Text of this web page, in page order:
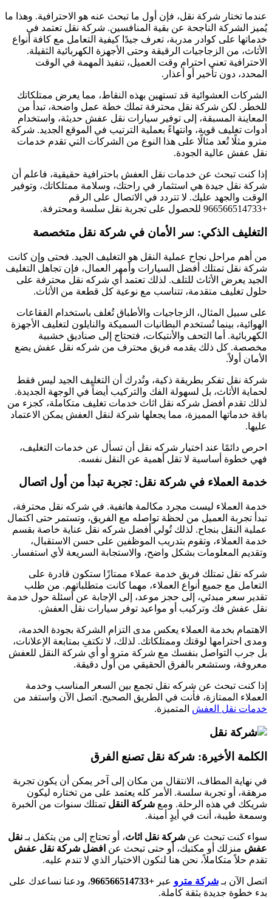
عندما تختار شركة نقل، فإن أول ما تبحث عنه هو الاحترافية. وهذا ما
يُميز الشركة الناجحة عن بقية المنافسين. شركة نقل تعتمد في
خدماتها على كوادر مدربة، تعرف جيدًا كيفية التعامل مع كافة أنواع
الأثاث، من الزجاجيات الرقيقة وحتى الأجهزة الكهربائية الثقيلة.
الاحترافية تعني احترام وقت العميل، تنفيذ المهمة في الوقت
المحدد، دون تأخير أو أعذار.
الشركات العشوائية قد تستهين بهذه النقاط، مما يعرض ممتلكاتك
للخطر. لكن شركة نقل محترفة تملك خطة عمل واضحة، تبدأ من
المعاينة المسبقة، إلى توفير سيارات نقل عفش حديثة، واستخدام
أدوات تغليف قوية، وانتهاءً بعملية الترتيب في الموقع الجديد. شركة
مترو مثلًا تُعد مثالًا على هذا النوع من الشركات التي تقدم خدمات
نقل عفش عالية الجودة.
إذا كنت تبحث عن خدمات نقل العفش باحترافية حقيقية، فاعلم أن
شركة نقل جيدة هي استثمار في راحتك، وسلامة ممتلكاتك، وتوفير
الوقت والجهد عليك. لا تتردد في الاتصال على الرقم
+966566514733‎‏ للحصول على تجربة نقل سلسة ومحترفة.
التغليف الذكي: سر الأمان في شركة نقل متخصصة
من أهم مراحل نجاح عملية النقل هو التغليف الجيد. فحتى وإن كانت
شركة نقل تمتلك أفضل السيارات وأمهر العمال، فإن تجاهل التغليف
الجيد يعرض الأثاث للتلف. لذلك تعتمد أي شركه نقل محترفة على
حلول تغليف متقدمة، تتناسب مع نوعية كل قطعة من الأثاث.
على سبيل المثال، الزجاجيات والأطباق تُغلف باستخدام الفقاعات
الهوائية، بينما تُستخدم البطانيات السميكة والنايلون لتغليف الأجهزة
الكهربائية. أما التحف والأنتيكات، فتحتاج إلى صناديق خشبية
مخصصة. كل ذلك يقدمه فريق محترف من شركه نقل عفش يضع
الأمان أولاً.
شركة نقل تفكر بطريقة ذكية، وتُدرك أن التغليف الجيد ليس فقط
لحماية الأثاث، بل لسهولة الفك والتركيب أيضاً في الوجهة الجديدة.
لذلك تقدم أفضل شركه نقل اثاث خدمات تغليف متكاملة، كجزء من
باقة خدماتها المميزة، مما يجعلها شركة لنقل العفش يمكن الاعتماد
عليها.
احرص دائمًا عند اختيار شركه نقل أن تسأل عن خدمات التغليف،
فهي خطوة أساسية لا تقل أهمية عن النقل نفسه.
خدمة العملاء في شركة نقل: تجربة تبدأ من أول اتصال
خدمة العملاء ليست مجرد مكالمة هاتفية. في شركه نقل محترفة،
تبدأ تجربة العميل من لحظة تواصله مع الفريق، وتستمر حتى اكتمال
عملية النقل بنجاح. لذلك تُولي أفضل شركه نقل عناية خاصة بقسم
خدمة العملاء، وتقوم بتدريب الموظفين على حسن الاستقبال،
وتقديم المعلومات بشكل واضح، والاستجابة السريعة لأي استفسار.
شركه نقل تمتلك فريق خدمة عملاء ممتازًا ستكون قادرة على
التعامل مع جميع أنواع العملاء، مهما كانت متطلباتهم. من طلب
تقدير سعر مبدئي، إلى حجز موعد، إلى الإجابة عن أسئلة حول خدمة
نقل عفش فك وتركيب أو مواعيد توفر سيارات نقل العفش.
الاهتمام بخدمة العملاء يعكس مدى التزام الشركة بجودة الخدمة،
ومدى احترامها لوقتك وممتلكاتك. لذلك، لا تكتفِ بمتابعة الإعلانات،
بل جرب التواصل بنفسك مع شركة مترو أو أي شركة النقل للعفش
معروفة، وستشعر بالفرق الحقيقي من أول دقيقة.
إذا كنت تبحث عن شركه نقل تجمع بين السعر المناسب وخدمة
العملاء الممتازة، فأنت في الطريق الصحيح. اتصل الآن واستفد من
خدمات نقل العفش المتميزة.
الكلمة الأخيرة: شركة نقل تصنع الفرق
في نهاية المطاف، الانتقال من مكان إلى آخر يمكن أن يكون تجربة
مرهقة، أو تجربة سلسة. الأمر كله يعتمد على من تختاره ليكون
شريكك في هذه الرحلة. ومع شركة النقل تمتلك سنوات من الخبرة
وسمعة طيبة، أنت في أيدٍ أمينة.
سواء كنت تبحث عن شركة نقل اثاث، أو تحتاج إلى من يتكفل بـ نقل
عفش منزلك أو مكتبك، أو حتى تبحث عن افضل شركة نقل عفش
تقدم حلاً متكاملاً، نحن هنا لنكون الاختيار الذي لا تندم عليه.
اتصل الآن بـ شركة مترو عبر +966566514733‎‏
، ودعنا نساعدك على
بدء خطوة جديدة بثقة كاملة.